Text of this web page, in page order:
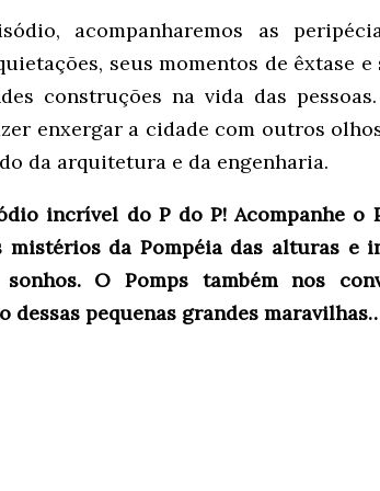
acompanharemos as
seus momentos de êxtase e
construções na vida das
enxergar a cidade com outros
da arquitetura e da engenharia.
incrível do P do P! Acompanhe o
mistérios da Pompéia das alturas e
O Pomps também nos
dessas pequenas grandes